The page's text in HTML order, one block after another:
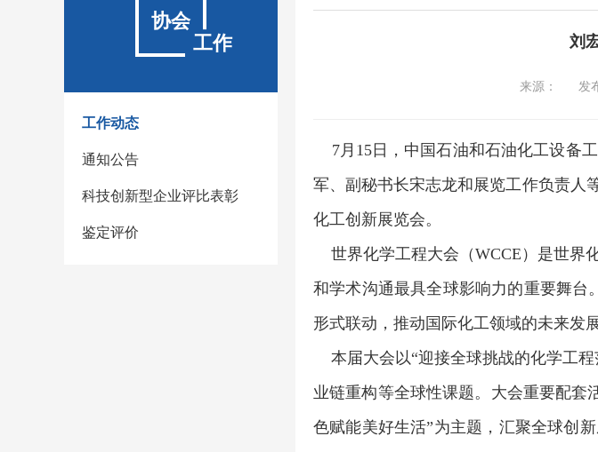
协会
工作
工作动态
通知公告
科技创新型企业评比表彰
鉴定评价
刘
来源： 发布
7月15日，中国石油和石油化工设备
军、副秘书长宋志龙和展览工作负责人
化工创新展览会。
世界化学工程大会（WCCE）是世界
和学术沟通最具全球影响力的重要舞台
形式联动，推动国际化工领域的未来发
本届大会以“迎接全球挑战的化学工
业链重构等全球性课题。大会重要配套
色赋能美好生活”为主题，汇聚全球创